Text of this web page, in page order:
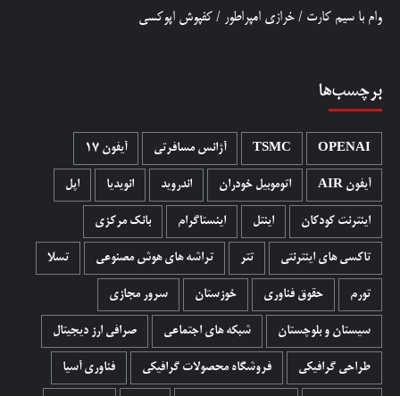
وام با سیم کارت / خرازی امپراطور / کفپوش اپوکسی
برچسب‌ها
OPENAI
TSMC آژانس مسافرتی آیفون 17
آیفون AIR اتوموبیل خودران اندروید انویدیا اپل
اینترنت کودکان اینتل اینستاگرام بانک مرکزی
تاکسی های اینترنتی تتر تراشه های هوش مصنوعی تسلا
تورم حقوق فناوری خوزستان سرور مجازی
سیستان و بلوچستان شبکه های اجتماعی صرافی ارز دیجیتال
طراحی گرافیکی فروشگاه محصولات گرافيکی فناوری آسیا